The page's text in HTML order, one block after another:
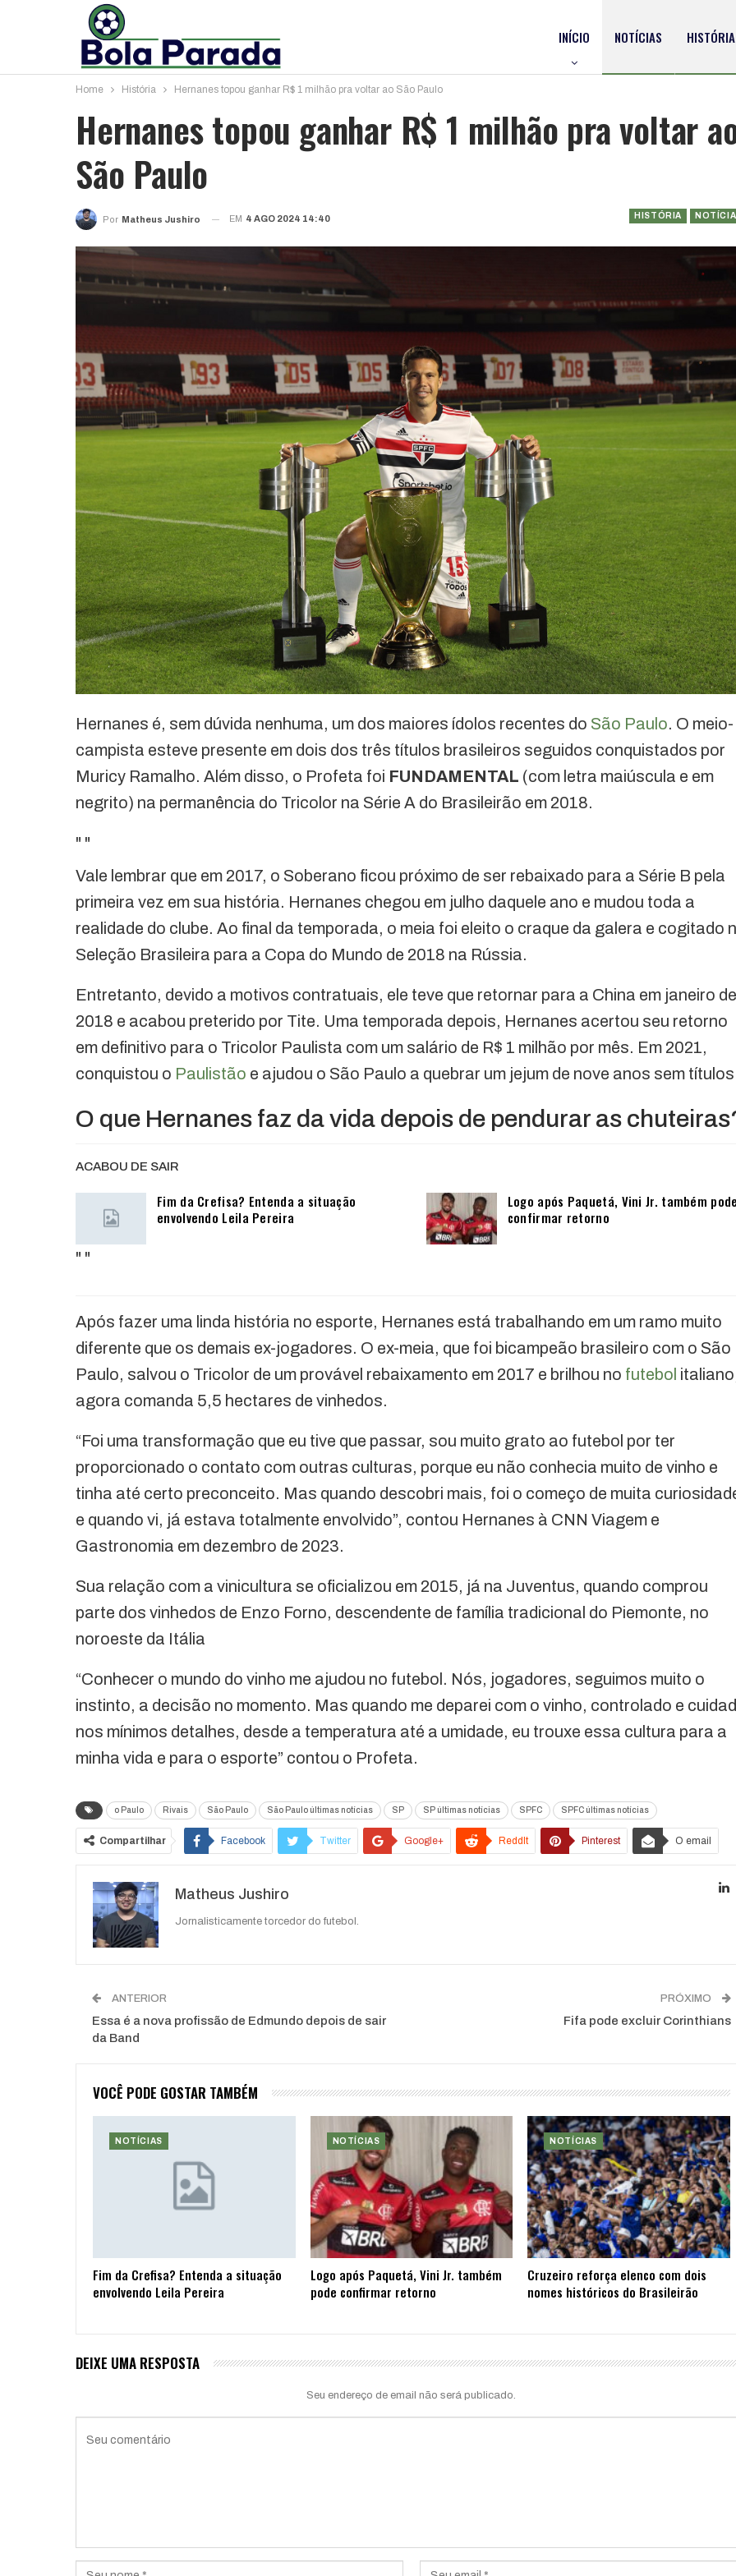
INÍCIO NOTÍCIAS HISTÓRIA
Home História Hernanes topou ganhar R$ 1 milhão pra voltar ao São Paulo
Hernanes topou ganhar R$ 1 milhão pra voltar
São Paulo
HISTÓRIA
Por Matheus Jushiro EM 4 AGO 2024 14:40
Hernanes é, sem dúvida nenhuma, um dos maiores ídolos recentes do São Paulo. O meio-
campista esteve presente em dois dos três títulos brasileiros seguidos conquistados por
Muricy Ramalho. Além disso, o Profeta foi FUNDAMENTAL (com letra maiúscula e em
negrito) na permanência do Tricolor na Série A do Brasileirão em 2018.
" "
Vale lembrar que em 2017, o Soberano ficou próximo de ser rebaixado para a Série B pela
primeira vez em sua história. Hernanes chegou em julho daquele ano e mudou toda a
realidade do clube. Ao final da temporada, o meia foi eleito o craque da galera e cogitado
Seleção Brasileira para a Copa do Mundo de 2018 na Rússia.
Entretanto, devido a motivos contratuais, ele teve que retornar para a China em janeiro de
2018 e acabou preterido por Tite. Uma temporada depois, Hernanes acertou seu retorno
em definitivo para o Tricolor Paulista com um salário de R$ 1 milhão por mês. Em 2021,
conquistou o Paulistão e ajudou o São Paulo a quebrar um jejum de nove anos sem
O que Hernanes faz da vida depois de pendurar as
ACABOU DE SAIR
Fim da Crefisa? Entenda a situação
envolvendo Leila Pereira
" "
Logo após Paquetá, Vini Jr. também
confirmar retorno
Após fazer uma linda história no esporte, Hernanes está trabalhando em um ramo muito
diferente que os demais ex-jogadores. O ex-meia, que foi bicampeão brasileiro com o São
Paulo, salvou o Tricolor de um provável rebaixamento em 2017 e brilhou no futebol
agora comanda 5,5 hectares de vinhedos.
“Foi uma transformação que eu tive que passar, sou muito grato ao futebol por ter
proporcionado o contato com outras culturas, porque eu não conhecia muito de vinho e
tinha até certo preconceito. Mas quando descobri mais, foi o começo de muita
e quando vi, já estava totalmente envolvido”, contou Hernanes à CNN Viagem e
Gastronomia em dezembro de 2023.
Sua relação com a vinicultura se oficializou em 2015, já na Juventus, quando comprou
parte dos vinhedos de Enzo Forno, descendente de família tradicional do Piemonte, no
noroeste da Itália
“Conhecer o mundo do vinho me ajudou no futebol. Nós, jogadores, seguimos muito o
instinto, a decisão no momento. Mas quando me deparei com o vinho, controlado e
nos mínimos detalhes, desde a temperatura até a umidade, eu trouxe essa cultura para a
minha vida e para o esporte” contou o Profeta.
o Paulo Rivais São Paulo São Paulo últimas notícias SP SP últimas notícias SPFC SPFC últimas notícias
Compartilhar Facebook Twitter Google+ ReddIt Pinterest O email
Matheus Jushiro
Jornalisticamente torcedor do futebol.
ANTERIOR
Essa é a nova profissão de Edmundo depois de sair
da Band
PRÓXIMO
Fifa pode excluir Corinthians
VOCÊ PODE GOSTAR TAMBÉM
NOTÍCIAS
Fim da Crefisa? Entenda a situação
envolvendo Leila Pereira
NOTÍCIAS
Logo após Paquetá, Vini Jr. também
pode confirmar retorno
NOTÍCIAS
Cruzeiro reforça elenco com dois
nomes históricos do Brasileirão
DEIXE UMA RESPOSTA
Seu endereço de email não será publicado.